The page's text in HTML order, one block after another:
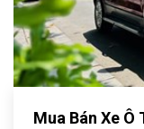
Mua Bán Xe Ô